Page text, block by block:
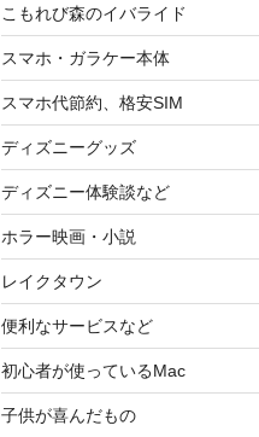
こもれび森のイバライド
スマホ・ガラケー本体
スマホ代節約、格安SIM
ディズニーグッズ
ディズニー体験談など
ホラー映画・小説
レイクタウン
便利なサービスなど
初心者が使っているMac
子供が喜んだもの